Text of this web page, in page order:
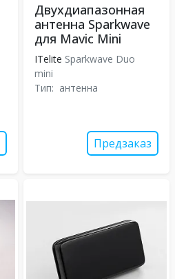
Двухдиапазонная
антенна Sparkwave
для Mavic Mini
ITelite Sparkwave Duo
mini
Тип: антенна
Предзаказ